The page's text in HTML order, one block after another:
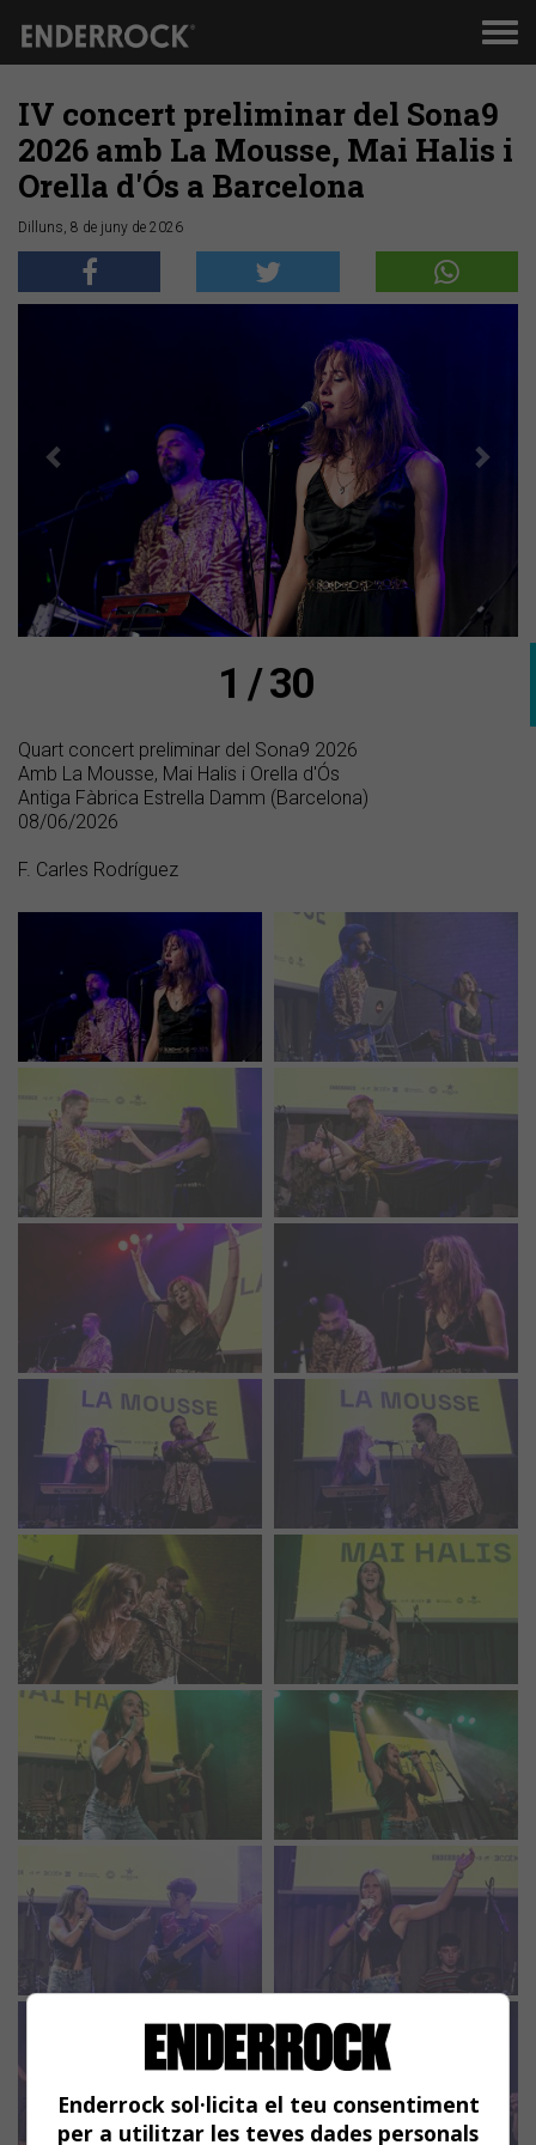
IV concert preliminar del Sona9
2026 amb La Mousse, Mai Halis i
Orella d'Ós a Barcelona
Dilluns, 8 de juny de 2026
Anterior
1 / 30
Quart concert preliminar del Sona9 2026
Amb La Mousse, Mai Halis i Orella d'Ós
Antiga Fàbrica Estrella Damm (Barcelona)
08/06/2026
F. Carles Rodríguez
Enderrock sol·licita el teu consentiment
per a utilitzar les teves dades personals